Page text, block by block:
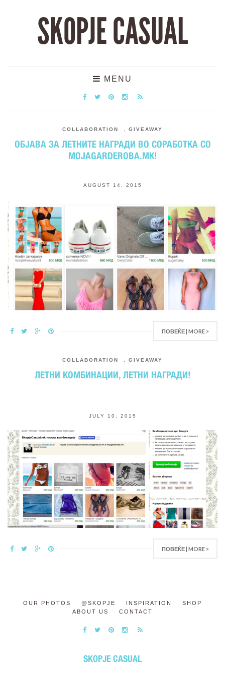
SKOPJE CASUAL
MENU
COLLABORATION GIVEAWAY
ОБЈАВА ЗА ЛЕТНИТЕ НАГРАДИ ВО СОРАБОТКА СО
MOJAGARDEROBA.MK!
AUGUST 14, 2015
ПОВЕЌЕ | MORE >
COLLABORATION GIVEAWAY
ЛЕТНИ КОМБИНАЦИИ, ЛЕТНИ НАГРАДИ!
JULY 10, 2015
ПОВЕЌЕ | MORE >
OUR PHOTOS @SKOPJE INSPIRATION
SHOP
ABOUT US
CONTACT
SKOPJE CASUAL